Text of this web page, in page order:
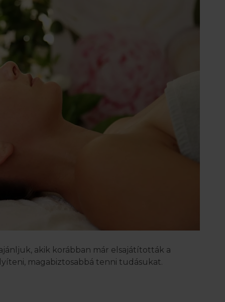
akik korábban már elsajátították a
magabiztosabbá tenni tudásukat.